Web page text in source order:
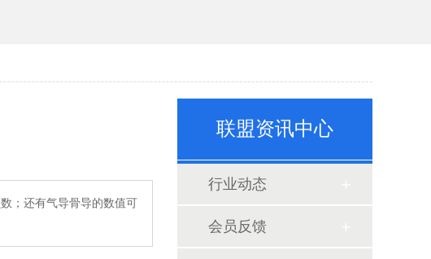
；还有气导骨导的数值可
联盟资讯中心
行业动态
会员反馈